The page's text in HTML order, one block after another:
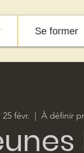
Se former
févr. À définir